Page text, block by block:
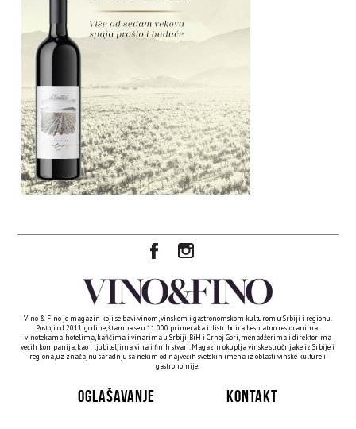
Vino & Fino je magazin koji se bavi vinom, vinskom i gastronomskom kulturom u Srbiji i regionu.
Postoji od 2011. godine, štampa se u 11 000 primeraka i distribuira besplatno restoranima,
vinotekama, hotelima, kafićima i vinarima u Srbiji, BiH i Crnoj Gori, menadžerima i direktorima
većih kompanija, kao i ljubiteljima vina i finih stvari. Magazin okuplja vinske stručnjake iz Srbije i
regiona, uz značajnu saradnju sa nekim od najvećih svetskih imena iz oblasti vinske kulture i
gastronomije.
OGLAŠAVANJE KONTAKT